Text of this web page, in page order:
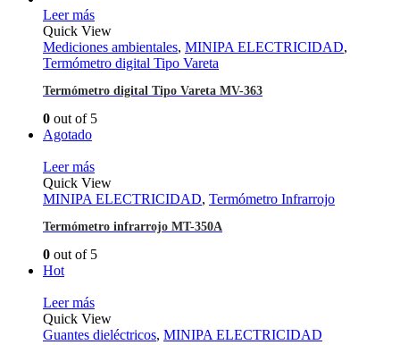
Leer más
Quick View
Mediciones ambientales, MINIPA ELECTRICIDAD,
Termómetro digital Tipo Vareta
Termómetro digital Tipo Vareta MV-363
0 out of 5
Agotado
Leer más
Quick View
MINIPA ELECTRICIDAD, Termómetro Infrarrojo
Termómetro infrarrojo MT-350A
0 out of 5
Hot
Leer más
Quick View
Guantes dieléctricos, MINIPA ELECTRICIDAD